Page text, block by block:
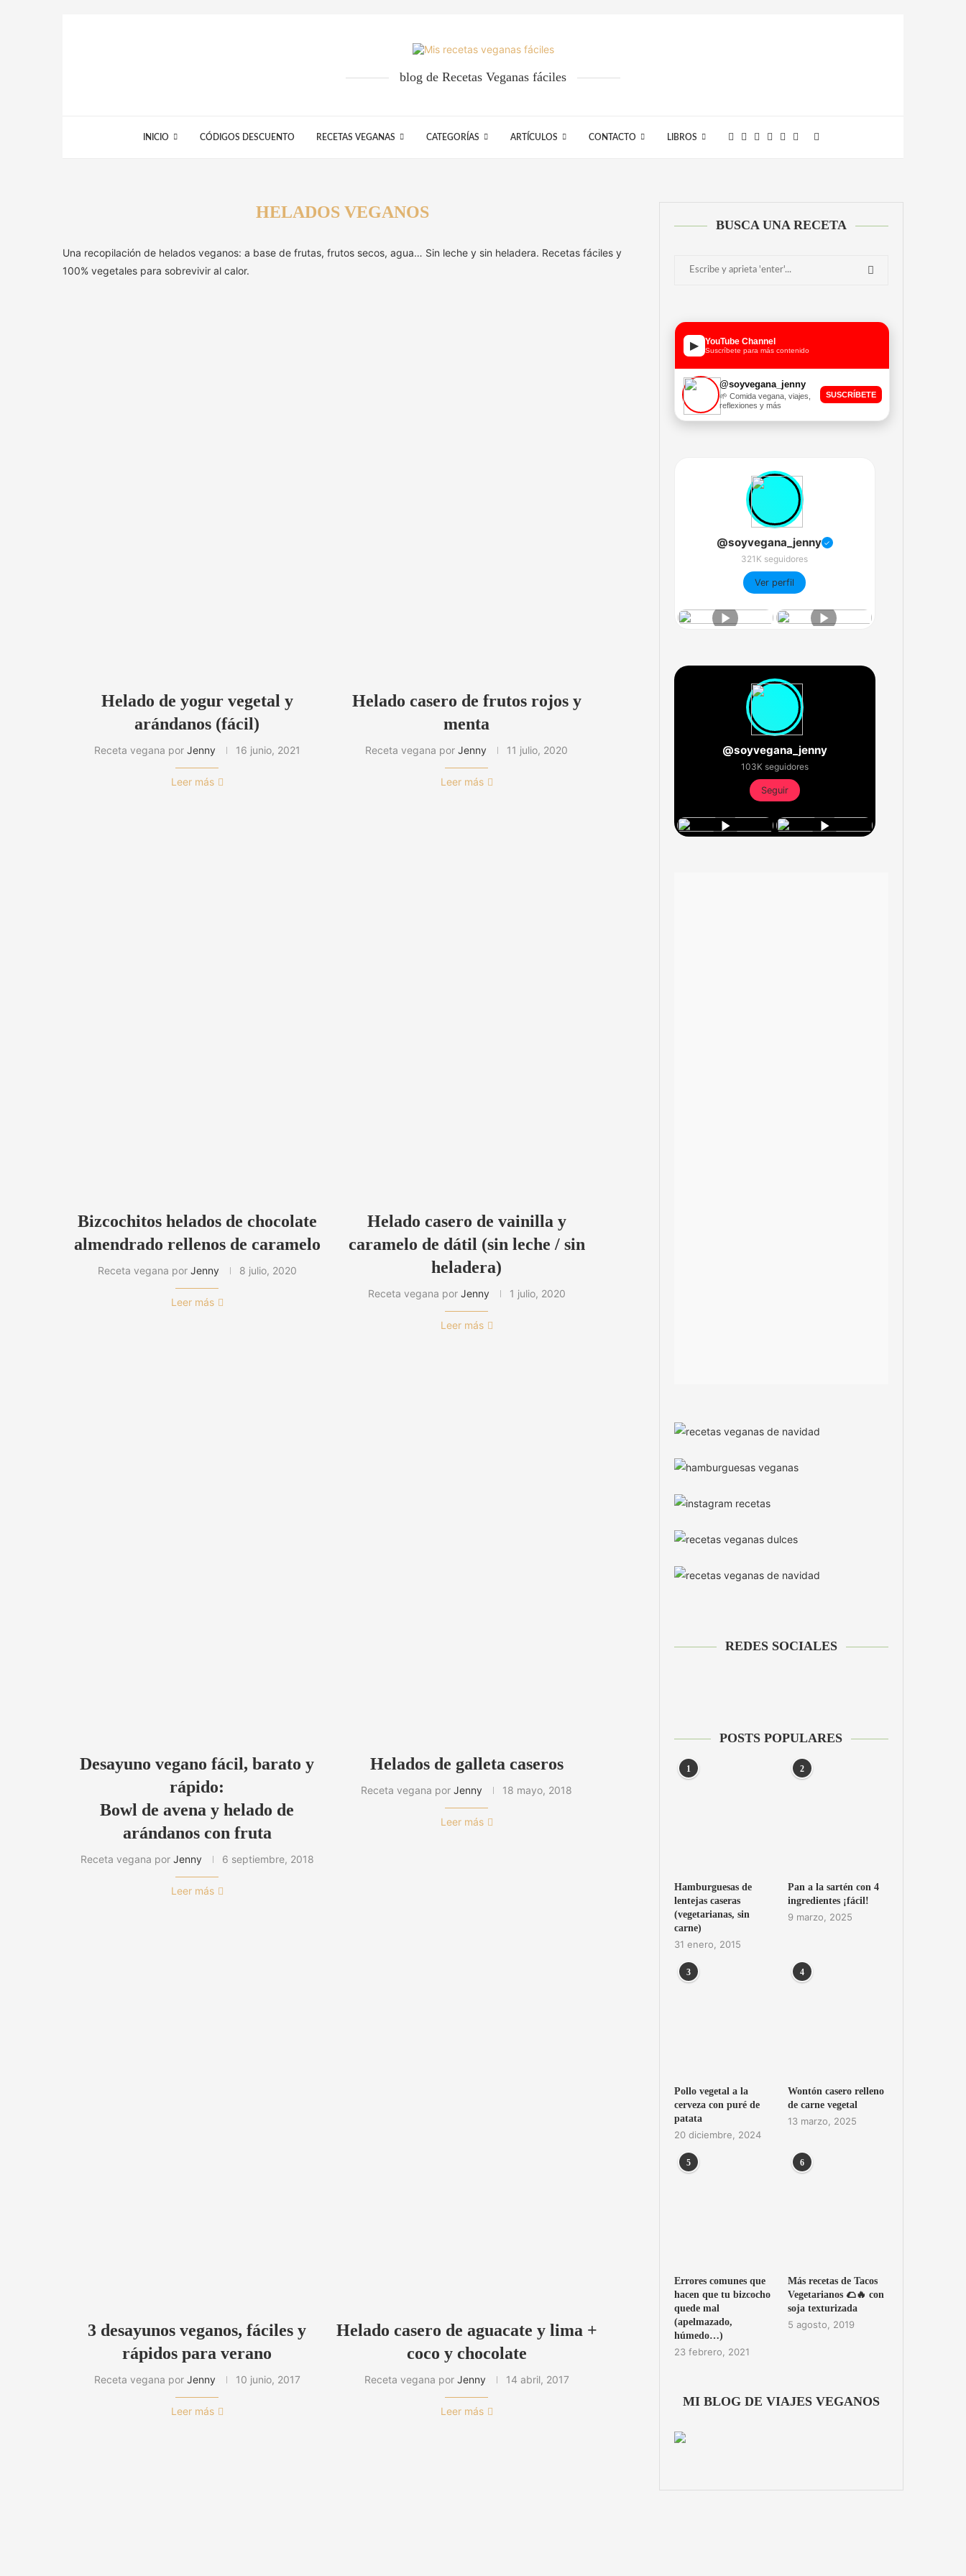
blog de Recetas Veganas fáciles
INICIO CÓDIGOS DESCUENTO RECETAS VEGANAS CATEGORÍAS ARTÍCULOS CONTACTO LIBROS
HELADOS VEGANOS
Una recopilación de helados veganos: a base de frutas, frutos secos, agua… Sin leche y sin heladera. Recetas fáciles y
100% vegetales para sobrevivir al calor.
Helado de yogur vegetal y
arándanos (fácil)
Receta vegana por Jenny 16 junio, 2021
Leer más
Helado casero de frutos rojos y
menta
Receta vegana porJenny 11 julio, 2020
Leer más
Bizcochitos helados de chocolate
almendrado rellenos de caramelo
Receta vegana por Jenny 8 julio, 2020
Leer más
Helado casero de vainilla y
caramelo de dátil (sin leche / sin
heladera)
Receta vegana por Jenny 1 julio, 2020
Leer más
Desayuno vegano fácil, barato y
rápido:
Bowl de avena y helado de
arándanos con fruta
Receta vegana por Jenny 6 septiembre, 2018
Leer más
Helados de galleta caseros
Receta vegana porJenny 18 mayo, 2018
Leer más
3 desayunos veganos, fáciles y
rápidos para verano
Receta vegana por Jenny 10 junio, 2017
Leer más
Helado casero de aguacate y lima +
coco y chocolate
Receta vegana por Jenny 14 abril, 2017
Leer más
BUSCA UNA RECETA
▶ YouTube Channel
Suscríbete para más contenido
@soyvegana_jenny
🌱 Comida vegana, viajes,
reflexiones y más
SUSCRÍBETE
@soyvegana_jenny ✓
321K seguidores
Ver perfil
@soyvegana_jenny
103K seguidores
Seguir
REDES SOCIALES
POSTS POPULARES
1
Hamburguesas de
lentejas caseras
(vegetarianas, sin
carne)
31 enero, 2015
2
Pan a la sartén con 4
ingredientes ¡fácil!
9 marzo, 2025
3
Pollo vegetal a la
cerveza con puré de
patata
20 diciembre, 2024
4
Wontón casero relleno
de carne vegetal
13 marzo, 2025
5
Errores comunes que
hacen que tu bizcocho
quede mal
(apelmazado,
húmedo…)
23 febrero, 2021
6
Más recetas de Tacos
Vegetarianos 🌮🔥 con
soja texturizada
5 agosto, 2019
MI BLOG DE VIAJES VEGANOS